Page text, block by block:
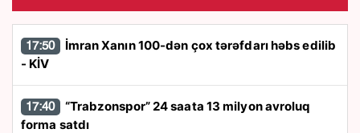
17:50
- KİV
17:40
forma satdı